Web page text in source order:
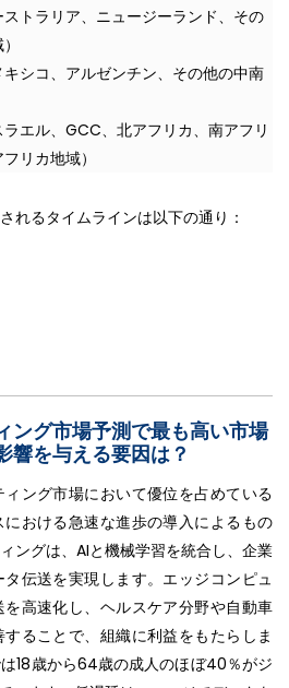
トラリア、ニュージーランド、その
シコ、アルゼンチン、その他の中南
エル、GCC、北アフリカ、南アフリ
リカ地域）
れるタイムラインは以下の通り：
ング市場予測で最も高い市場
響を与える要因は？
ング市場において優位を占めている
おける急速な進歩の導入によるもの
ングは、AIと機械学習を統合し、企業
伝送を実現します。エッジコンピュ
高速化し、ヘルスケア分野や自動車
ることで、組織に利益をもたらしま
18歳から64歳の成人のほぼ40％がジ